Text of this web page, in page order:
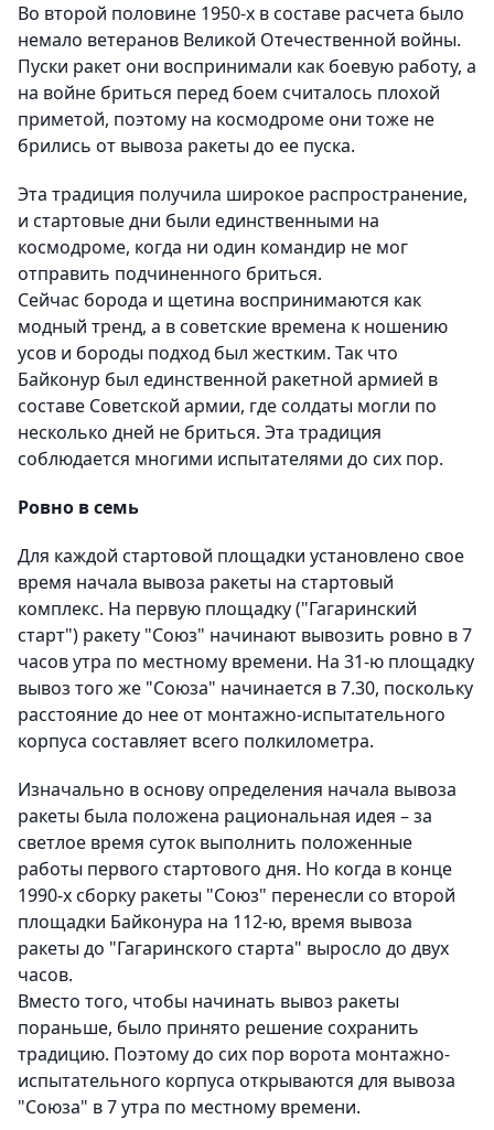
Во второй половине 1950-х в составе расчета было
немало ветеранов Великой Отечественной войны.
Пуски ракет они воспринимали как боевую работу, а
на войне бриться перед боем считалось плохой
приметой, поэтому на космодроме они тоже не
брились от вывоза ракеты до ее пуска.
Эта традиция получила широкое распространение,
и стартовые дни были единственными на
космодроме, когда ни один командир не мог
отправить подчиненного бриться.
Сейчас борода и щетина воспринимаются как
модный тренд, а в советские времена к ношению
усов и бороды подход был жестким. Так что
Байконур был единственной ракетной армией в
составе Советской армии, где солдаты могли по
несколько дней не бриться. Эта традиция
соблюдается многими испытателями до сих пор.
Ровно в семь
Для каждой стартовой площадки установлено свое
время начала вывоза ракеты на стартовый
комплекс. На первую площадку ("Гагаринский
старт") ракету "Союз" начинают вывозить ровно в 7
часов утра по местному времени. На 31-ю площадку
вывоз того же "Союза" начинается в 7.30, поскольку
расстояние до нее от монтажно-испытательного
корпуса составляет всего полкилометра.
Изначально в основу определения начала вывоза
ракеты была положена рациональная идея – за
светлое время суток выполнить положенные
работы первого стартового дня. Но когда в конце
1990-х сборку ракеты "Союз" перенесли со второй
площадки Байконура на 112-ю, время вывоза
ракеты до "Гагаринского старта" выросло до двух
часов.
Вместо того, чтобы начинать вывоз ракеты
пораньше, было принято решение сохранить
традицию. Поэтому до сих пор ворота монтажно-
испытательного корпуса открываются для вывоза
"Союза" в 7 утра по местному времени.